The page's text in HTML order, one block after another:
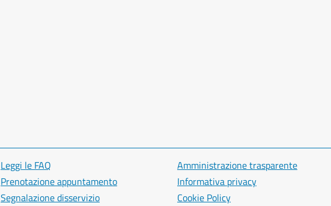
Leggi le FAQ
Prenotazione appuntamento
Segnalazione disservizio
Amministrazione trasparente
Informativa privacy
Cookie Policy